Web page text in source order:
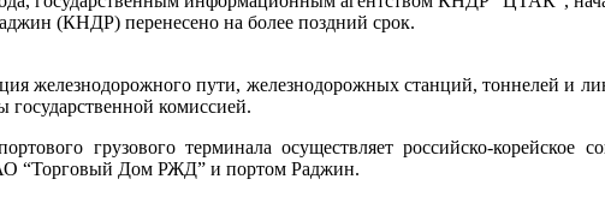
(КНДР) перенесено на более поздний срок.
железнодорожного пути, железнодорожных станций, тоннелей и
государственной комиссией.
грузового терминала осуществляет российско-корейское
“Торговый Дом РЖД” и портом Раджин.